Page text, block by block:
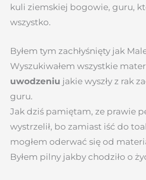
kuli ziemskiej bogowie, guru,
wszystko.
Byłem tym zachłyśnięty jak
Wyszukiwałem wszystkie
uwodzeniu jakie wyszły z rak
guru.
Jak dziś pamiętam, ze prawie
wystrzelił, bo zamiast iść do
mogłem oderwać się od
Byłem pilny jakby chodziło o